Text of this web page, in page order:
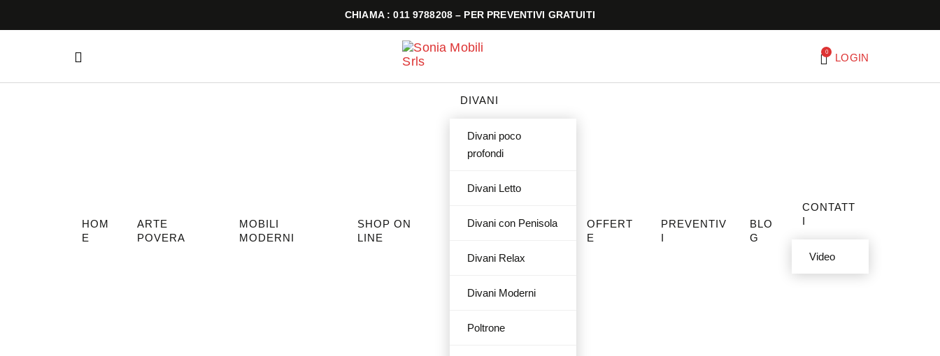
CHIAMA : 011 9788208 – PER PREVENTIVI GRATUITI
0 LOGIN
HOM
E
ARTE
POVERA
MOBILI
MODERNI
SHOP ON
LINE
DIVANI
Divani poco
profondi
Divani Letto
Divani con Penisola
Divani Relax
Divani Moderni
Poltrone
OFFERT
E
PREVENTIV
I
BLO
G
CONTATT
I
Video